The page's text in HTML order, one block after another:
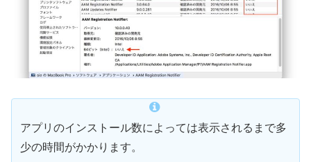
アプリのインストール数によっては表示されるまで多
少の時間がかかります。